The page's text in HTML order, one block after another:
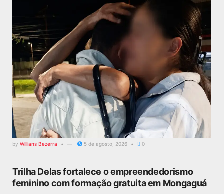
by Willians Bezerra 5 de agosto, 2026 0
Trilha Delas fortalece o empreendedorismo
feminino com formação gratuita em Mongaguá